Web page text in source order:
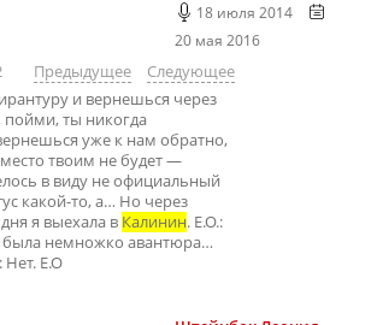
18 июля 2014
20 мая 2016
Предыдущее
Следующее
и вернешься через
пойми, ты никогда
уже к нам обратно,
твоим не будет —
в виду не официальный
какой-то, а… Но через
я выехала в Калинин. Е.О.:
была немножко авантюра…
Нет. Е.О